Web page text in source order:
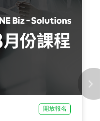
開放報名